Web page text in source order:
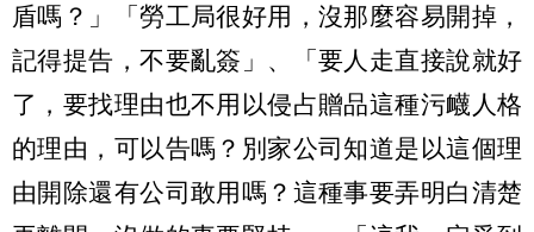
盾嗎？」「勞工局很好用，沒那麼容易開掉，
記得提告，不要亂簽」、「要人走直接說就好
了，要找理由也不用以侵占贈品這種污衊人格
的理由，可以告嗎？別家公司知道是以這個理
由開除還有公司敢用嗎？這種事要弄明白清楚